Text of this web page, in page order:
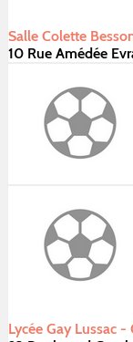
Salle Colette
10 Rue Amédée
Lycée Gay Lussac -